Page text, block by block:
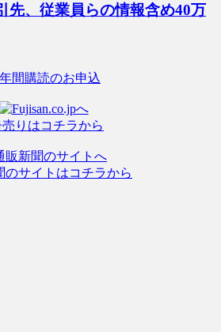
、従業員らの情報含め40万
売りはコチラから
のサイトはコチラから